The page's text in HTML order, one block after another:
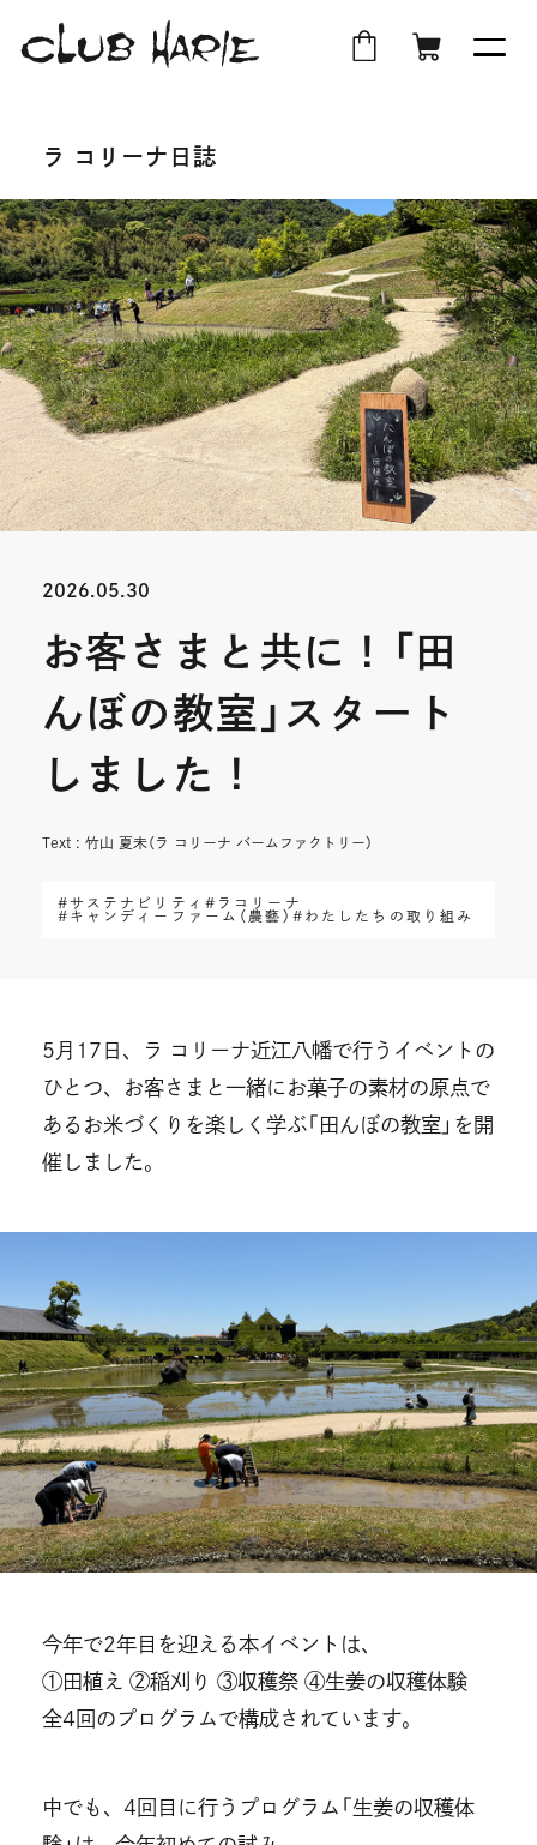
イ
ト
を
別
ウ
イ
ン
ド
ウ
で
ま
イ
ン
シ
ョ
ッ
プ
イ
ト
を
別
ウ
イ
ン
ド
ウ
で
ま
取
ラ コリーナ日誌
お客さまと共に！「田
んぼの教室」スタート
しました！
2026.05.30
Text : 竹山 夏未（ラ コリーナ バームファクトリー）
#サステナビリティ #ラコリーナ
#キャンディーファーム（農藝） #わたしたちの取り組み
5月17日、ラ コリーナ近江八幡で行うイベントの
ひとつ、お客さまと一緒にお菓子の素材の原点で
あるお米づくりを楽しく学ぶ「田んぼの教室」を開
催しました。
今年で2年目を迎える本イベントは、
①田植え ②稲刈り ③収穫祭 ④生姜の収穫体験
全4回のプログラムで構成されています。
中でも、4回目に行うプログラム「生姜の収穫体